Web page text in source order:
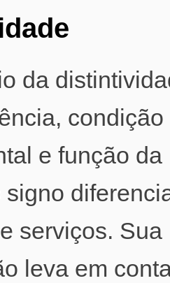
da
condição
e função da
signo
serviços. Sua
leva em